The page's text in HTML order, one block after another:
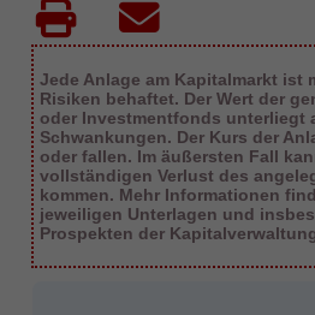
Jede Anlage am Kapitalmarkt ist
Risiken behaftet. Der Wert der
oder Investmentfonds unterliegt
Schwankungen. Der Kurs der
oder fallen. Im äußersten Fall
vollständigen Verlust des
kommen. Mehr Informationen
jeweiligen Unterlagen und
Prospekten der